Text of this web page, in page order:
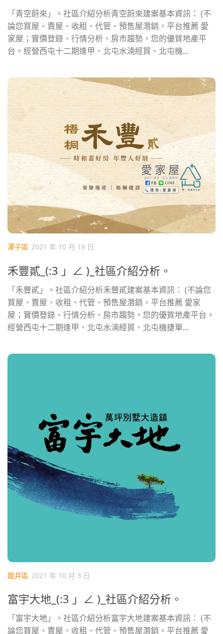
「青空蔚來」。社區介紹分析青空蔚來建案基本資訊： (不
論您買屋、賣屋、收租、代管、預售屋潛銷，平台推薦 愛
家屋；實價登錄、行情分析、房市趨勢，您的優質地產平
台。經營西屯十二期逢甲、北屯水湳經貿、北屯機...
潭子區 2021 年 10 月 19 日
禾豐貳_(:3 」∠ )_社區介紹分析。
「禾豐貳」。社區介紹分析禾豐貳建案基本資訊： (不論您
買屋、賣屋、收租、代管、預售屋潛銷，平台推薦 愛家
屋；實價登錄、行情分析、房市趨勢，您的優質地產平台。
經營西屯十二期逢甲、北屯水湳經貿、北屯機捷單...
龍井區 2021 年 10 月 3 日
富宇大地_(:3 」∠ )_社區介紹分析。
「富宇大地」。社區介紹分析富宇大地建案基本資訊： (不
論您買屋、賣屋、收租、代管、預售屋潛銷，平台推薦 愛